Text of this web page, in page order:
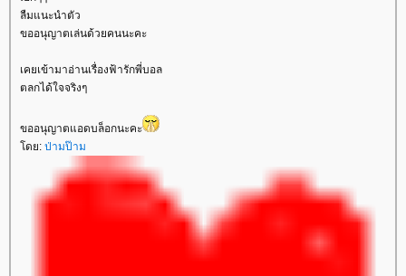
ลืมแนะนำตัว
ขออนุญาตเล่นด้วยคนนะคะ
เคยเข้ามาอ่านเรื่องฟ้ารักพี่บอล
ตลกได้ใจจริงๆ
ขออนุญาตแอดบล็อกนะคะ
ดย: ป่ามป๊าม